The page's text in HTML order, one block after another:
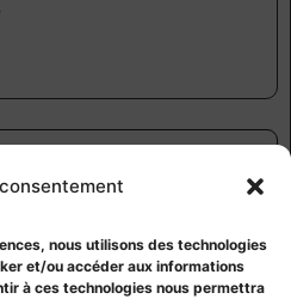
nous utilisons des technologies
et/ou accéder aux informations
à ces technologies nous permettra